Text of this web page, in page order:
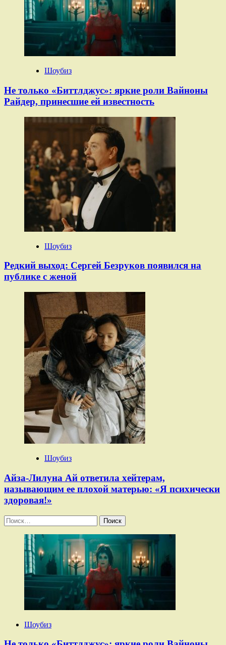
Шоубиз
Не только «Биттлджус»: яркие роли Вайноны
Райдер, принесшие ей известность
Шоубиз
Редкий выход: Сергей Безруков появился на
публике с женой
Шоубиз
Айза-Лилуна Ай ответила хейтерам,
называющим ее плохой матерью: «Я психически
здоровая!»
Найти:
Шоубиз